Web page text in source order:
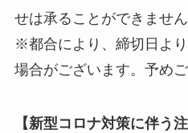
せは承ることができません
※都合により、締切日よ
場合がございます。予めご
【新型コロナ対策に伴う注